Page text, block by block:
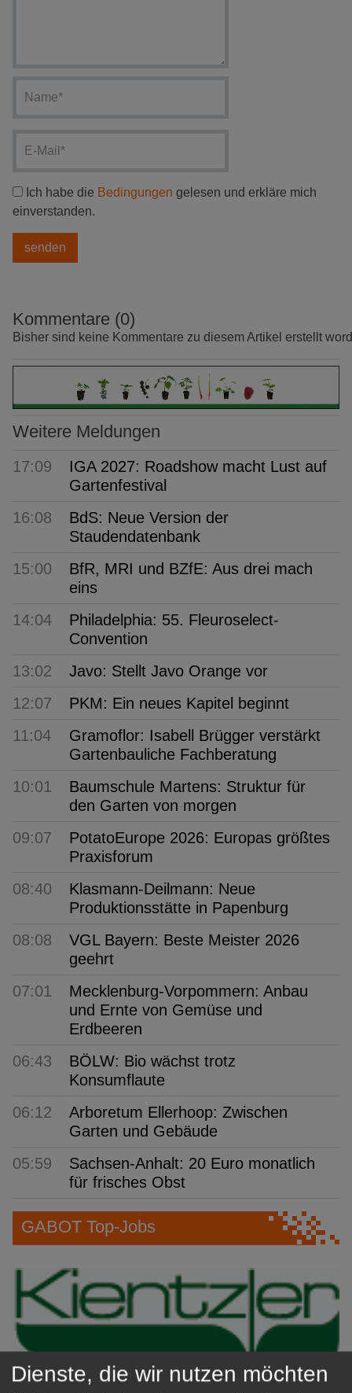
Ich habe die Bedingungen gelesen und erkläre mich
einverstanden.
Kommentare (0)
Bisher sind keine Kommentare zu diesem Artikel erstellt
Weitere Meldungen
17:09
IGA 2027: Roadshow macht Lust auf
Gartenfestival
16:08
BdS: Neue Version der
Staudendatenbank
15:00
BfR, MRI und BZfE: Aus drei mach
eins
14:04
Philadelphia: 55. Fleuroselect-
Convention
13:02
Javo: Stellt Javo Orange vor
12:07
PKM: Ein neues Kapitel beginnt
11:04
Gramoflor: Isabell Brügger verstärkt
Gartenbauliche Fachberatung
10:01
Baumschule Martens: Struktur für
den Garten von morgen
09:07
PotatoEurope 2026: Europas größtes
Praxisforum
08:40
Klasmann-Deilmann: Neue
Produktionsstätte in Papenburg
08:08
VGL Bayern: Beste Meister 2026
geehrt
07:01
Mecklenburg-Vorpommern: Anbau
und Ernte von Gemüse und
Erdbeeren
06:43
BÖLW: Bio wächst trotz
Konsumflaute
06:12
Arboretum Ellerhoop: Zwischen
Garten und Gebäude
05:59
Sachsen-Anhalt: 20 Euro monatlich
für frisches Obst
GABOT Top-Jobs
Dienste, die wir nutzen möchten